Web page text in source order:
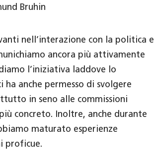
Bruhin
nell’interazione con la politica e
ancora più attivamente
l’iniziativa laddove lo
anche permesso di svolgere
in seno alle commissioni
concreto. Inoltre, anche durante
maturato esperienze
proficue.